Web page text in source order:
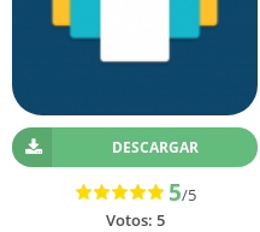
DESCARGAR
5/5
Votos: 5